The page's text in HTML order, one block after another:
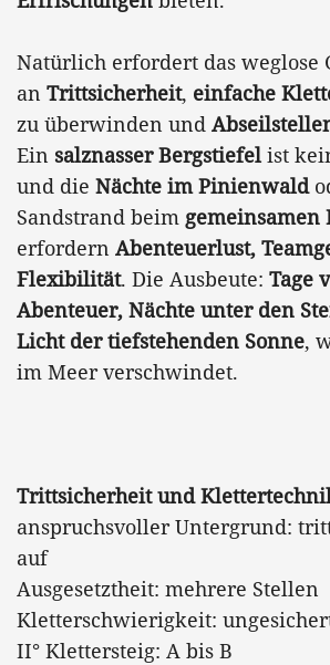
Natürlich erfordert das weglose
an Trittsicherheit, einfache
zu überwinden und
Ein salznasser Bergstiefel ist
und die Nächte im Pinienwald
Sandstrand beim gemeinsamen
erfordern Abenteuerlust,
Flexibilität. Die Ausbeute: Tage
Abenteuer, Nächte unter den
Licht der tiefstehenden Sonne,
im Meer verschwindet.
Trittsicherheit und
anspruchsvoller Untergrund:
auf
Ausgesetztheit: mehrere
Kletterschwierigkeit:
II° Klettersteig: A bis B